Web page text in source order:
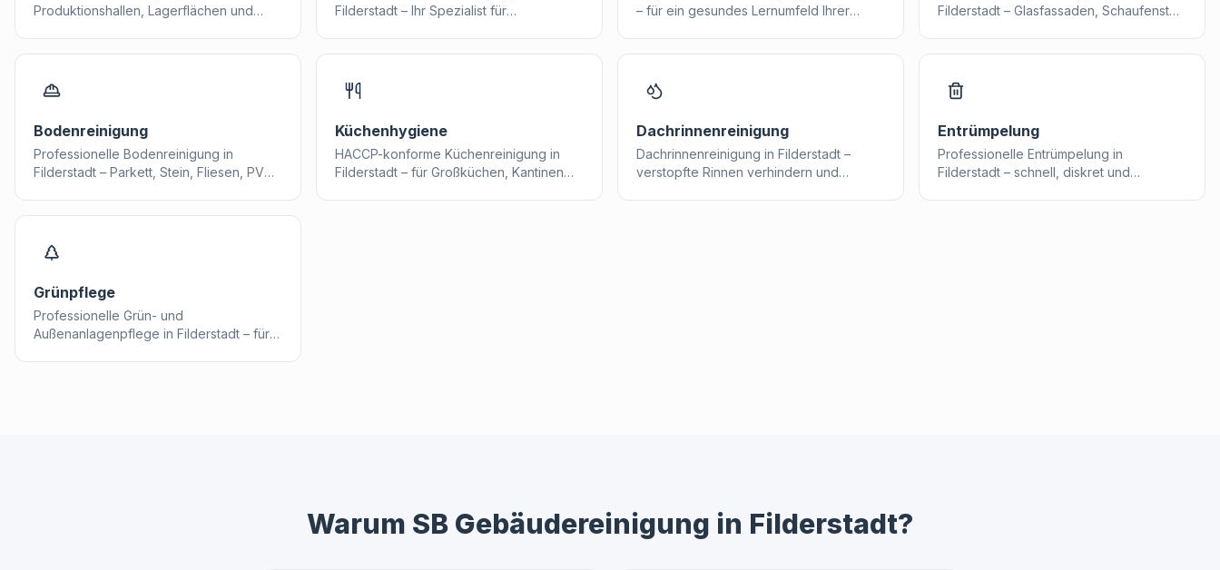
Produktionshallen, Lagerflächen und
Filderstadt – Ihr Spezialist für
– für ein gesundes Lernumfeld Ihrer
Filderstadt – Glasfassaden, Schaufenster
Bodenreinigung
Professionelle Bodenreinigung in
Filderstadt – Parkett, Stein, Fliesen, PVC
Küchenhygiene
HACCP-konforme Küchenreinigung in
Filderstadt – für Großküchen, Kantinen
Dachrinnenreinigung
Dachrinnenreinigung in Filderstadt –
verstopfte Rinnen verhindern und
Entrümpelung
Professionelle Entrümpelung in
Filderstadt – schnell, diskret und
Grünpflege
Professionelle Grün- und
Außenanlagenpflege in Filderstadt – für
Warum SB Gebäudereinigung in Filderstadt?